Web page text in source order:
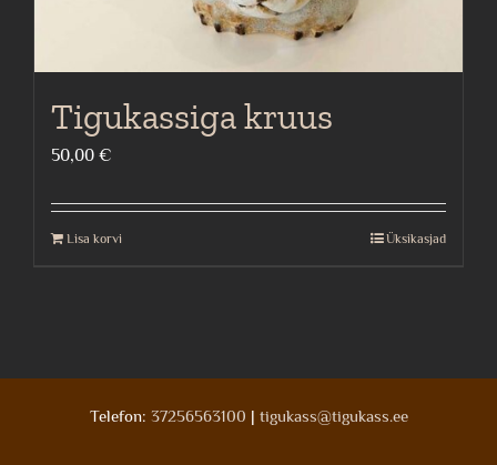
Tigukassiga kruus
50,00 €
Lisa korvi Üksikasjad
Telefon: 37256563100 | tigukass@tigukass.ee